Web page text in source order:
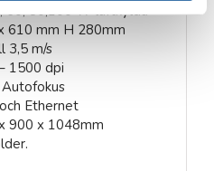
60, 80,100 W luftkylda
610 mm H 280mm
3,5 m/s
1500 dpi
Autofokus
Ethernet
900 x 1048mm